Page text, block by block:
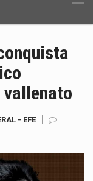
vallenato
- EFE